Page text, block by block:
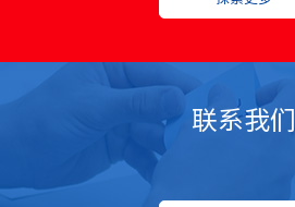
联系我们